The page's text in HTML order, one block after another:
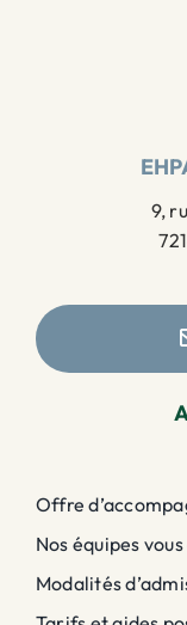
9,
Offre
Nos équipes
Modalités